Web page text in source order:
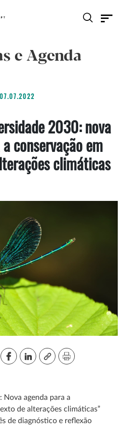
e Agenda
07.07.2022
2030: nova
conservação em
climáticas
Nova agenda para a
de alterações climáticas”
de diagnóstico e reflexão